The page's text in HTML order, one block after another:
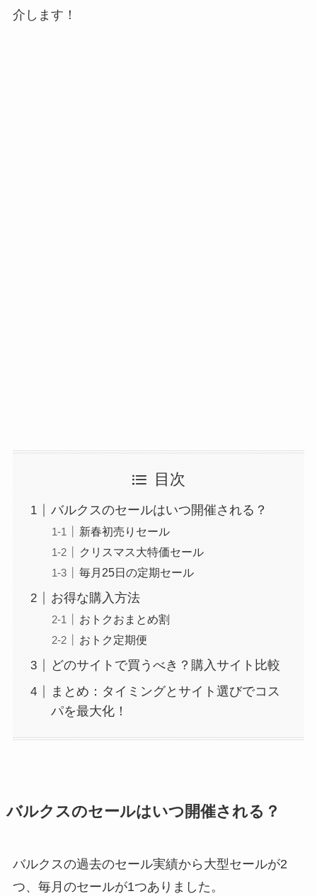
介します！
目次
バルクスのセールはいつ開催される？
新春初売りセール
クリスマス大特価セール
毎月25日の定期セール
お得な購入方法
おトクおまとめ割
おトク定期便
どのサイトで買うべき？購入サイト比較
まとめ：タイミングとサイト選びでコス
パを最大化！
バルクスのセールはいつ開催される？
バルクスの過去のセール実績から大型セールが2
つ、毎月のセールが1つありました。